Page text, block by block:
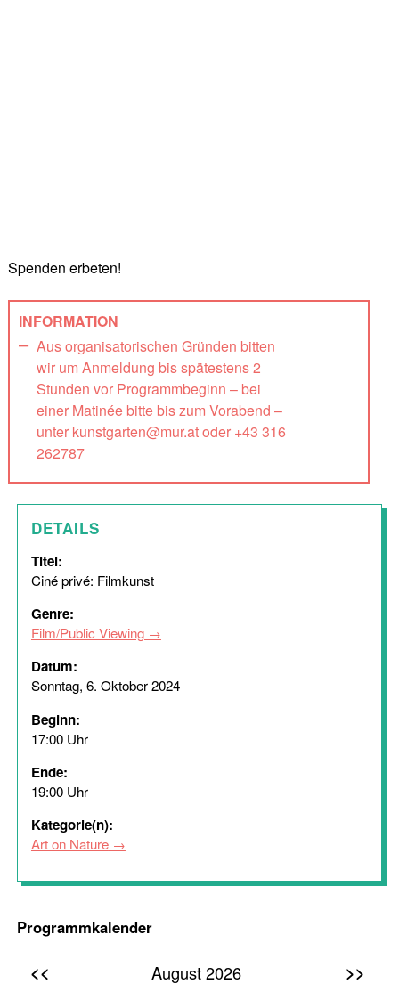
Spenden erbeten!
INFORMATION
Aus organisatorischen Gründen bitten
wir um Anmeldung bis spätestens 2
Stunden vor Programmbeginn – bei
einer Matinée bitte bis zum Vorabend –
unter kunstgarten@mur.at oder +43 316
262787
DETAILS
Titel:
Ciné privé: Filmkunst
Genre:
Film/Public Viewing
Datum:
Sonntag, 6. Oktober 2024
Beginn:
17:00 Uhr
Ende:
19:00 Uhr
Kategorie(n):
Art on Nature
Programmkalender
<< August 2026 >>